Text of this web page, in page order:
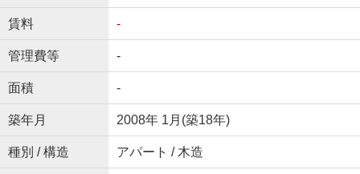
賃料 -
管理費等 -
面積 -
築年月 2008年 1月(築18年)
種別 / 構造 アパート / 木造